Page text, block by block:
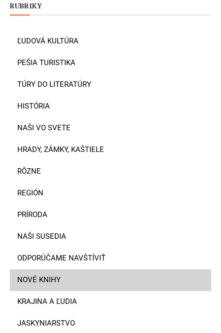
RUBRIKY
ĽUDOVÁ KULTÚRA
PEŠIA TURISTIKA
TÚRY DO LITERATÚRY
HISTÓRIA
NAŠI VO SVETE
HRADY, ZÁMKY, KAŠTIELE
RÔZNE
REGIÓN
PRÍRODA
NAŠI SUSEDIA
ODPORÚČAME NAVŠTÍVIŤ
NOVÉ KNIHY
KRAJINA A ĽUDIA
JASKYNIARSTVO